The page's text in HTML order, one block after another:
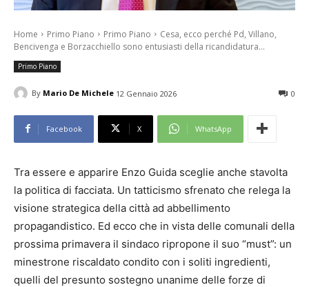
Home Primo Piano Primo Piano
Cesa, ecco perché Pd, Villano,
Bencivenga e Borzacchiello sono entusiasti della ricandidatura...
Primo Piano
By Mario De Michele 12 Gennaio 2026 0
Facebook X WhatsApp
Tra essere e apparire Enzo Guida sceglie anche stavolta
la politica di facciata. Un tatticismo sfrenato che relega la
visione strategica della città ad abbellimento
propagandistico. Ed ecco che in vista delle comunali della
prossima primavera il sindaco ripropone il suo “must”: un
minestrone riscaldato condito con i soliti ingredienti,
quelli del presunto sostegno unanime delle forze di